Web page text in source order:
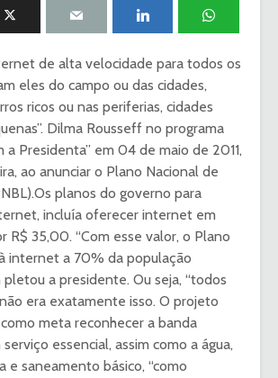
de alta velocidade para todos os
eles do campo ou das cidades,
ricos ou nas periferias, cidades
Dilma Rousseff no programa
a Presidenta” em 04 de maio de 2011,
ao anunciar o Plano Nacional de
planos do governo para
incluía oferecer internet em
R$ 35,00. “Com esse valor, o Plano
internet a 70% da população
pletou a presidente. Ou seja, “todos
era exatamente isso. O projeto
meta reconhecer a banda
essencial, assim como a água,
e saneamento básico, “como